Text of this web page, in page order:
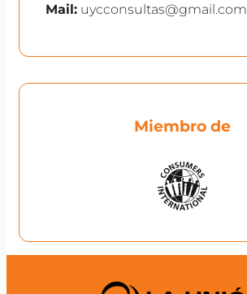
Mail: uycconsultas@gmail.com
Miembro de